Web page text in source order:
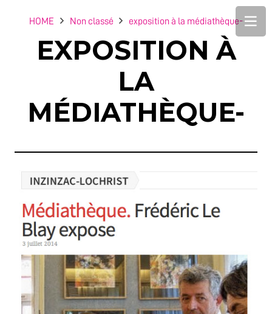
HOME Non classé exposition à la médiathèque-
EXPOSITION À
LA
MÉDIATHÈQUE-